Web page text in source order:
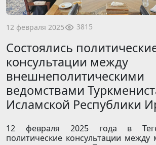
12 февраля 2025 3815
Состоялись
консультации между
внешнеполитическими
ведомствами
Исламской Республики
12 февраля 2025 года в
политические консультации между